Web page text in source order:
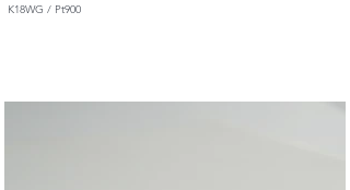
K18WG / Pt900